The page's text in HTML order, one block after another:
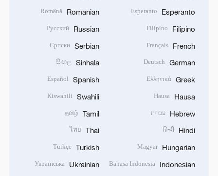
Esperanto
Esperanto
Filipino
Filipino
French
Français
German
Deutsch
Greek
Ελληνικά
Hausa
Hausa
Hebrew עברית
Hindi
हिन्दी
Hungarian
Magyar
Indonesian
Bahasa Indonesia
Romanian
Română
Russian
Русский
Serbian
Српски
Sinhala
සිංහල
Spanish
Español
Swahili
Kiswahili
Tamil
தமிழ்
Thai
ไทย
Turkish
Türkçe
Ukrainian
Українська